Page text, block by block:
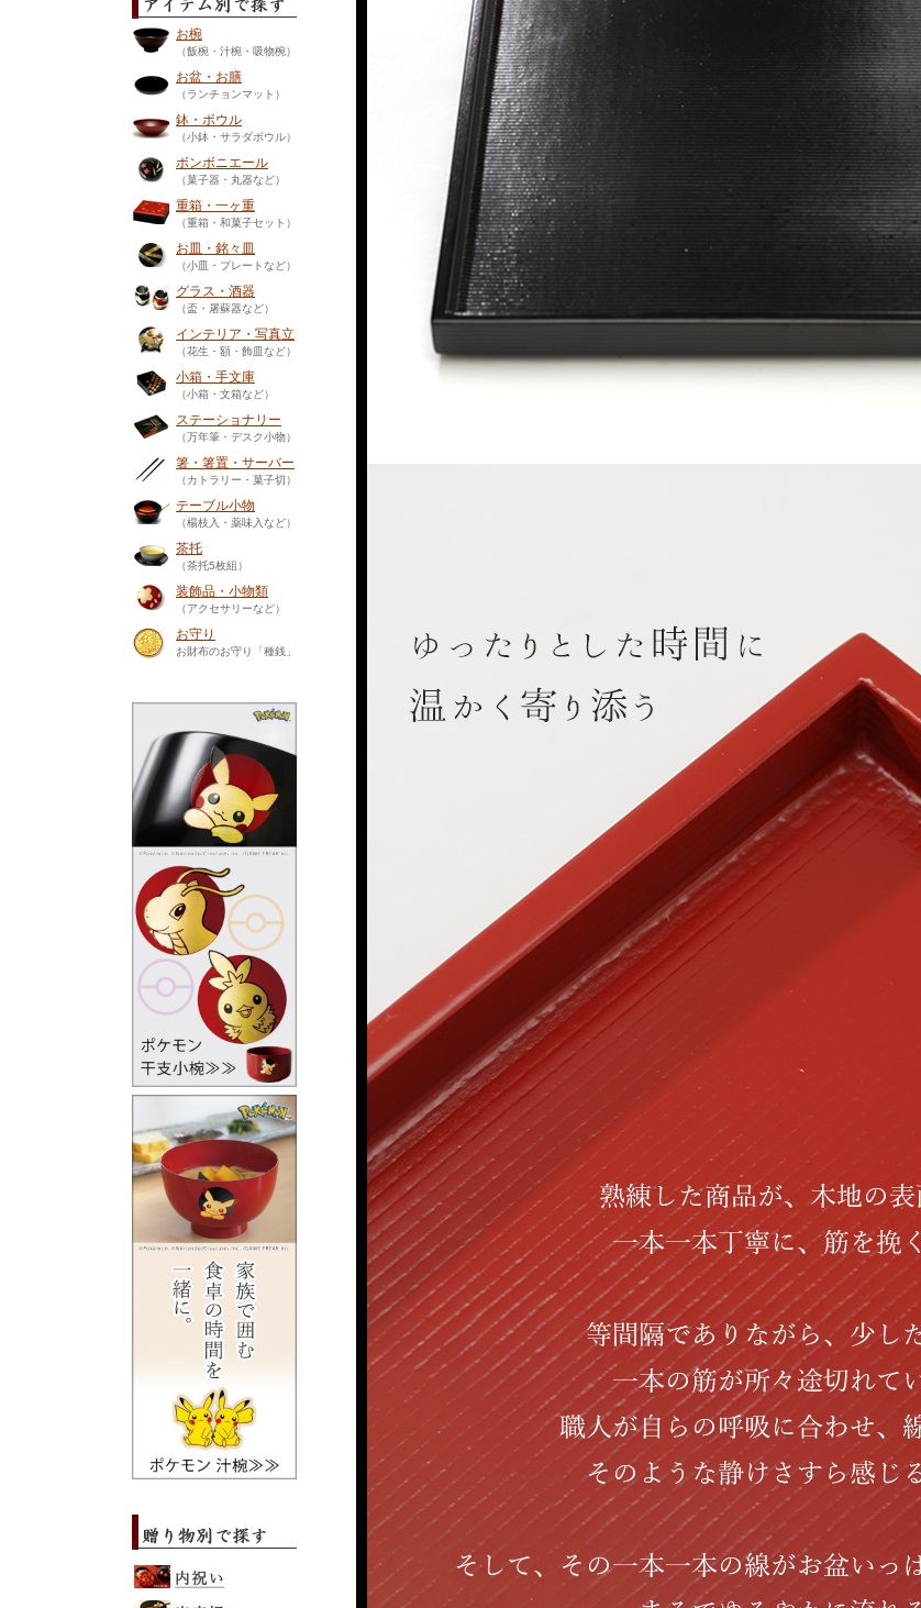
お椀
（飯椀・汁椀・吸物椀）
お盆・お膳
（ランチョンマット）
鉢・ボウル
（小鉢・サラダボウル）
ボンボニエール
（菓子器・丸器など）
重箱・一ヶ重
（重箱・和菓子セット）
お皿・銘々皿
（小皿・プレートなど）
グラス・酒器
（盃・屠蘇器など）
インテリア・写真立
（花生・額・飾皿など）
小箱・手文庫
（小箱・文箱など）
ステーショナリー
（万年筆・デスク小物）
箸・箸置・サーバー
（カトラリー・菓子切）
テーブル小物
（楊枝入・薬味入など）
茶托
（茶托5枚組）
装飾品・小物類
（アクセサリーなど）
お守り
お財布のお守り「種銭」